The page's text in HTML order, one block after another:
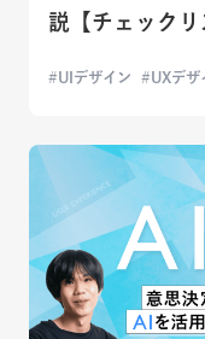
説【チェックリ
UIデザイン UXデザ